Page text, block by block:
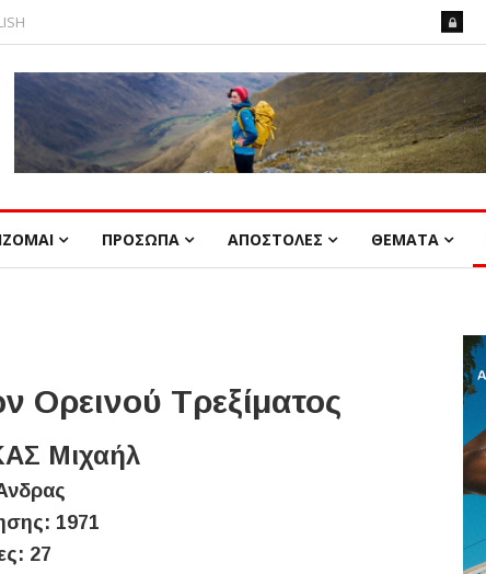
ΠΡΟΣΩΠΑ ΑΠΟΣΤΟΛΕΣ ΘΕΜΑΤΑ
Τρεξίματος
Μιχαήλ
1971
27